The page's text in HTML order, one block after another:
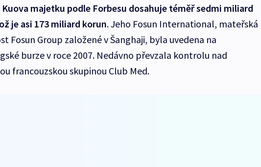
majetku podle Forbesu dosahuje téměř sedmi miliard
je asi 173 miliard korun. Jeho Fosun International, mateřská
Fosun Group založené v Šanghaji, byla uvedena na
burze v roce 2007. Nedávno převzala kontrolu nad
francouzskou skupinou Club Med.